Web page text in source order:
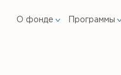
О фонде Программы